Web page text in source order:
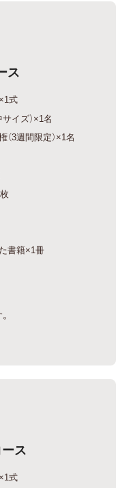
ス
式
イズ）×1名
3週間限定）×1名
書籍×1冊
ス
式